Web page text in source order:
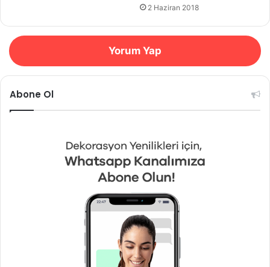
2 Haziran 2018
Yorum Yap
Abone Ol